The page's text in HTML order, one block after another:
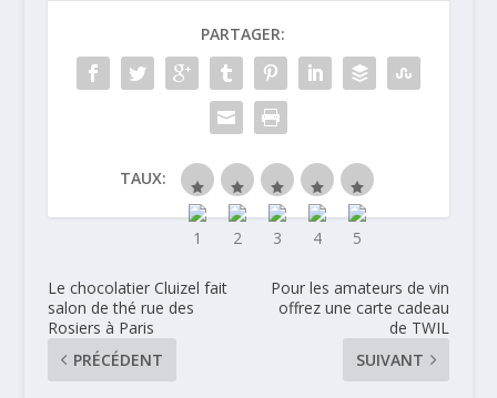
PARTAGER:
TAUX:
Le chocolatier Cluizel fait
salon de thé rue des
Rosiers à Paris
PRÉCÉDENT
Pour les amateurs de vin
offrez une carte cadeau
de TWIL
SUIVANT